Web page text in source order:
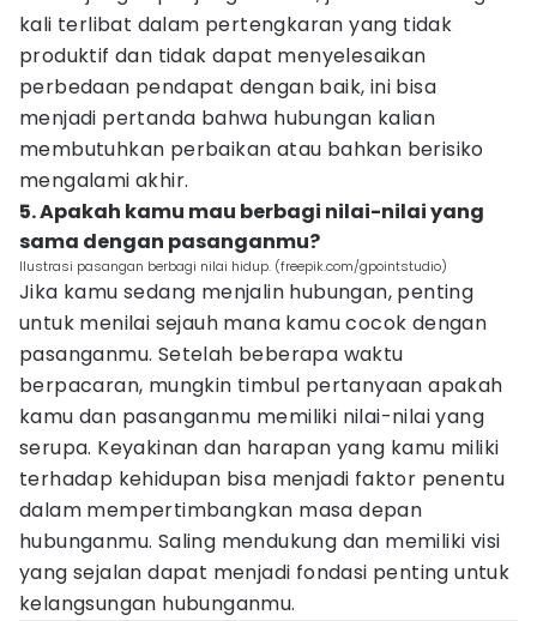
kali terlibat dalam pertengkaran yang tidak
produktif dan tidak dapat menyelesaikan
perbedaan pendapat dengan baik, ini bisa
menjadi pertanda bahwa hubungan kalian
membutuhkan perbaikan atau bahkan berisiko
mengalami akhir.
5. Apakah kamu mau berbagi nilai-nilai yang
sama dengan pasanganmu?
Ilustrasi pasangan berbagi nilai hidup. (freepik.com/gpointstudio)
Jika kamu sedang menjalin hubungan, penting
untuk menilai sejauh mana kamu cocok dengan
pasanganmu. Setelah beberapa waktu
berpacaran, mungkin timbul pertanyaan apakah
kamu dan pasanganmu memiliki nilai-nilai yang
serupa. Keyakinan dan harapan yang kamu miliki
terhadap kehidupan bisa menjadi faktor penentu
dalam mempertimbangkan masa depan
hubunganmu. Saling mendukung dan memiliki visi
yang sejalan dapat menjadi fondasi penting untuk
kelangsungan hubunganmu.